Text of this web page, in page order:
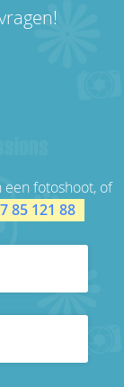
fotoshoot, of
85 121 88